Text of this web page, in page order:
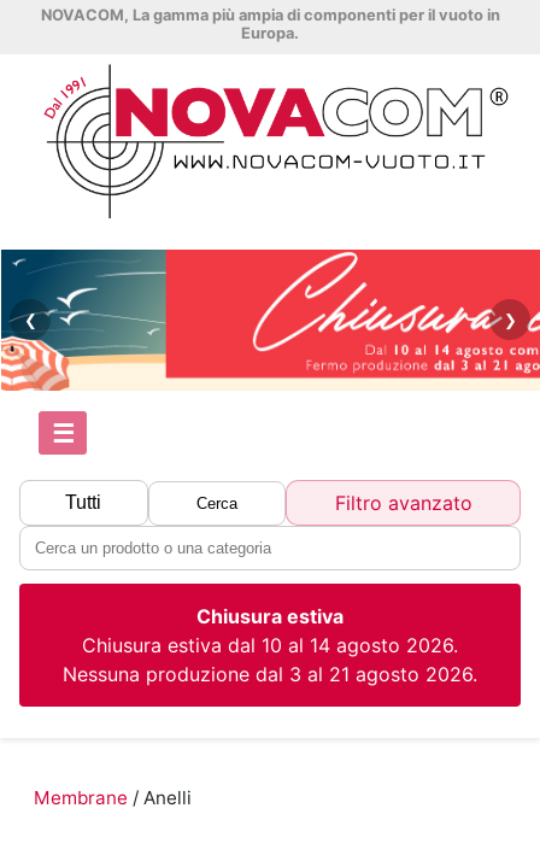
NOVACOM, La gamma più ampia di componenti per il vuoto in
Europa.
❮ ❯
☰
Tutti Cerca Filtro avanzato
Chiusura estiva
Chiusura estiva dal 10 al 14 agosto 2026.
Nessuna produzione dal 3 al 21 agosto 2026.
Membrane / Anelli